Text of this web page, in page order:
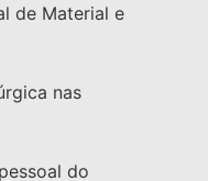
de Material e
nas
do